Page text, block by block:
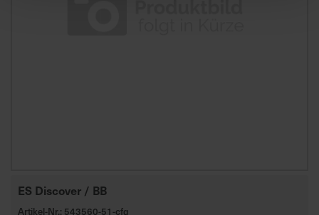
ES Discover / BB
Artikel-Nr.: 543560-51-cfg